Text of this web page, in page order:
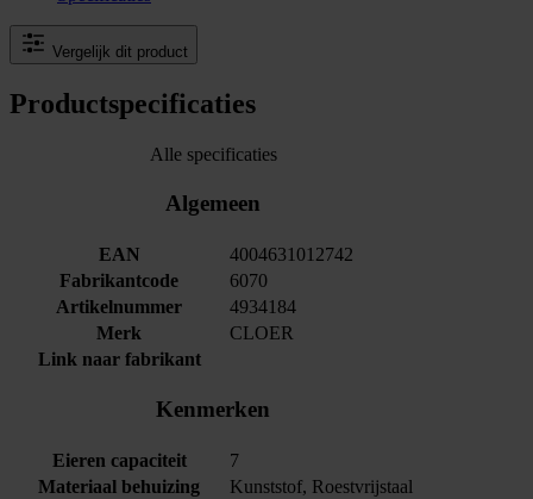
Vergelijk dit product
Productspecificaties
Alle specificaties
Algemeen
EAN
4004631012742
Fabrikantcode
6070
Artikelnummer
4934184
Merk
CLOER
Link naar fabrikant
Kenmerken
Eieren capaciteit
7
Materiaal behuizing
Kunststof, Roestvrijstaal